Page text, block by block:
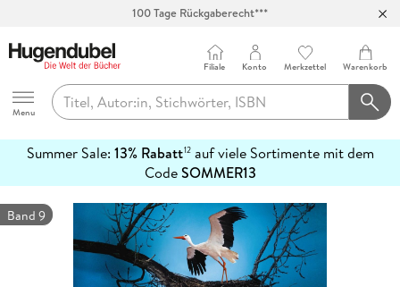
Abholung in über 100 Filialen
Hugendubel
Menu
Filiale Konto Merkzettel Warenkorb
Summer Sale: 13% Rabatt12auf viele Sortimente mit dem
CodeSOMMER13
erfahren
Band 9